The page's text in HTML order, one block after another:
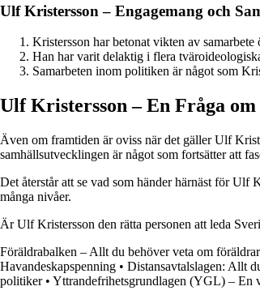
Ulf Kristersson – Engagemang och
Kristersson har betonat vikten av
Han har varit delaktig i flera
Samarbeten inom politiken är något som
Ulf Kristersson – En Fråga
Även om framtiden är oviss när det gäller Ulf
samhällsutvecklingen är något som fortsätter att
Det återstår att se vad som händer härnäst för Ulf
många nivåer.
Är Ulf Kristersson den rätta personen att leda
Föräldrabalken – Allt du behöver veta om
Havandeskapspenning • Distansavtalslagen: Allt
politiker• Yttrandefrihetsgrundlagen (YGL) – En